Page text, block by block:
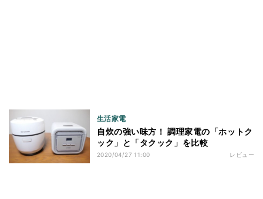
生活家電
自炊の強い味方！ 調理家電の「ホットク
ック」と「タクック」を比較
2020/04/27 11:00 レビュー